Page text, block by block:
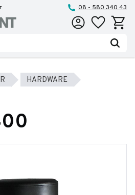
08 - 580 340 43
Favoriter
HARDWARE